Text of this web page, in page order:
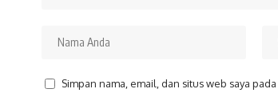
Simpan nama, email, dan situs web saya